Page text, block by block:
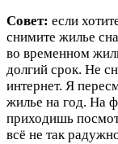
Совет: если
снимите жилье
во временном
долгий срок. Не
интернет. Я
жилье на год. На
приходишь
всё не так